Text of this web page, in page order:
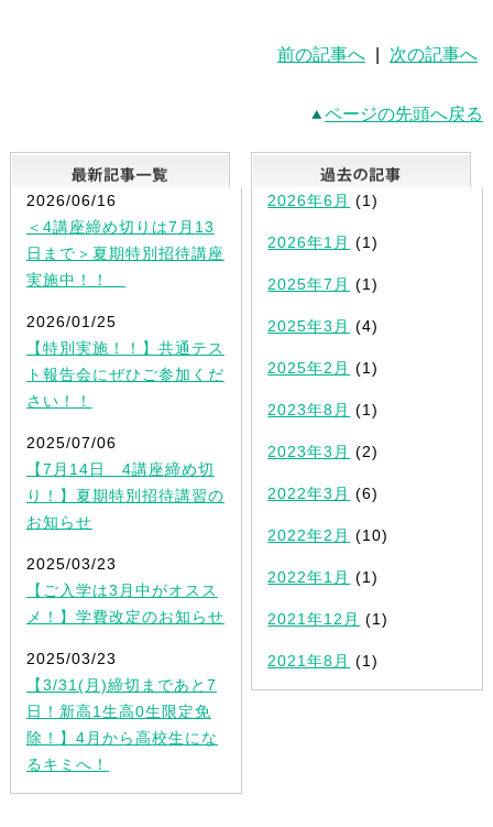
前の記事へ 次の記事へ
ページの先頭へ戻る
最新記事一覧
2026/06/16
＜4講座締め切りは7月13
日まで＞夏期特別招待講座
実施中！！
2026/01/25
【特別実施！！】共通テス
ト報告会にぜひご参加くだ
さい！！
2025/07/06
【7月14日 4講座締め切
り！】夏期特別招待講習の
お知らせ
2025/03/23
【ご入学は3月中がオスス
メ！】学費改定のお知らせ
2025/03/23
【3/31(月)締切まであと7
日！新高1生高0生限定免
除！】4月から高校生にな
るキミへ！
2026年6月 (1)
2026年1月 (1)
2025年7月 (1)
2025年3月 (4)
2025年2月 (1)
2023年8月 (1)
2023年3月 (2)
2022年3月 (6)
2022年2月 (10)
2022年1月 (1)
2021年12月 (1)
2021年8月 (1)